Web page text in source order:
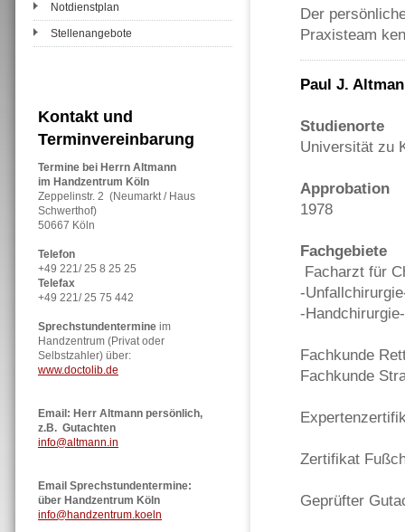
Notdienstplan
Stellenangebote
Kontakt und
Terminvereinbarung
Termine bei Herrn Altmann
im Handzentrum Köln
Zeppelinstr. 2 (Neumarkt / Haus
Schwerthof)
50667 Köln
Telefon
+49 221/ 25 8 25 25
Telefax
+49 221/ 25 75 442
Sprechstundentermine im
Handzentrum (Privat oder
Selbstzahler) über:
www.doctolib.de
Email: Herr Altmann persönlich,
z.B. Gutachten
info@altmann.in
Email Sprechstundentermine:
über Handzentrum Köln
info@handzentrum.koeln
Der
Praxisteam
Paul J.
Studienorte
Universität zu
Approbation
1978
Fachgebiete
Facharzt für
-
-Handchirurgie-
Fachkunde
Fachkunde
Zertifikat
Geprüfter